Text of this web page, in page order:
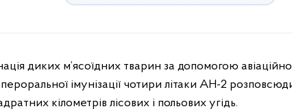
імунізації чотири літаки АН-2
кілометрів лісових і польових угідь.